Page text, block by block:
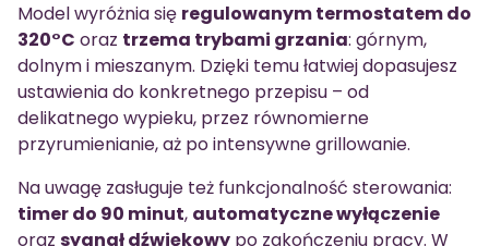
Model wyróżnia się regulowanym termostatem do
320°C oraz trzema trybami grzania: górnym,
dolnym i mieszanym. Dzięki temu łatwiej dopasujesz
ustawienia do konkretnego przepisu – od
delikatnego wypieku, przez równomierne
przyrumienianie, aż po intensywne grillowanie.
Na uwagę zasługuje też funkcjonalność sterowania:
timer do 90 minut, automatyczne wyłączenie
oraz sygnał dźwiękowy po zakończeniu pracy. W